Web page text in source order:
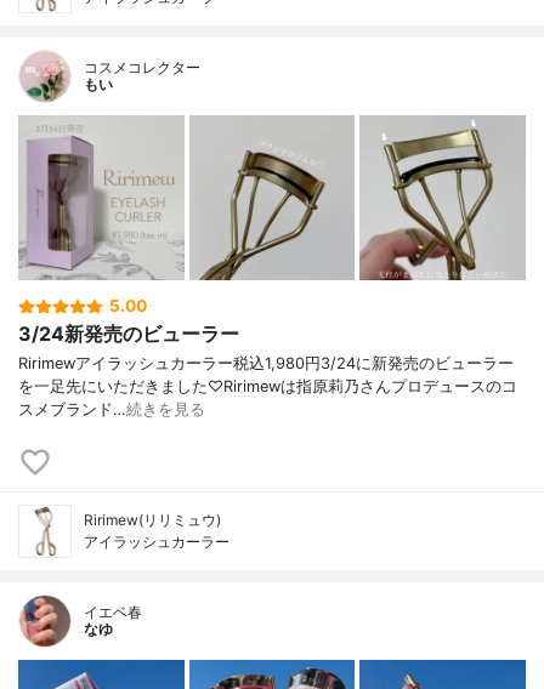
コスメコレクター
もい
5.00
3/24新発売のビューラー
Ririmewアイラッシュカーラー税込1,980円3/24に新発売のビューラー
を一足先にいただきました♡Ririmewは指原莉乃さんプロデュースのコ
スメブランド…続きを見る
Ririmew(リリミュウ)
アイラッシュカーラー
イエベ春
なゆ